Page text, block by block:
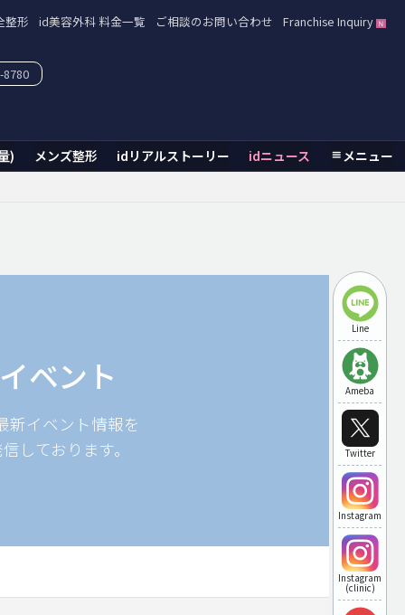
整形 id美容外科 料金一覧 ご相談のお問い合わせ Franchise Inquiry
) メンズ整形 idリアルストーリー idニュース メニュー
8780
Line
Ameba
Twitter
Instagram
Instagram
(clinic)
ベント
新イベント情報を
しております。